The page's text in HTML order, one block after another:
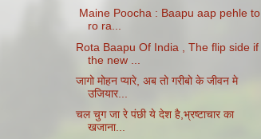
Maine Poocha : Baapu aap pehle to
ro ra...
Rota Baapu Of India , The flip side if
the new ...
जागो मोहन प्यारे, अब तो गरीबो के जीवन मे
उजियार...
चल चुग जा रे पंछी ये देश है,भ्रष्टाचार का
खजाना...